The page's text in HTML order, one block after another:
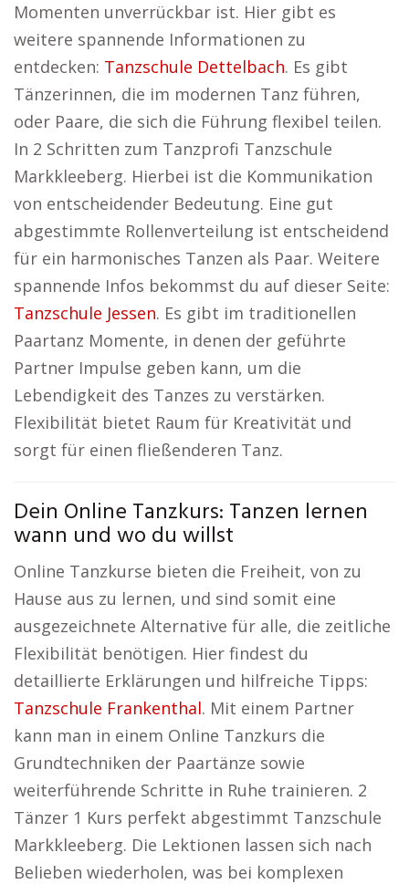
Momenten unverrückbar ist. Hier gibt es
weitere spannende Informationen zu
entdecken: Tanzschule Dettelbach. Es gibt
Tänzerinnen, die im modernen Tanz führen,
oder Paare, die sich die Führung flexibel teilen.
In 2 Schritten zum Tanzprofi Tanzschule
Markkleeberg. Hierbei ist die Kommunikation
von entscheidender Bedeutung. Eine gut
abgestimmte Rollenverteilung ist entscheidend
für ein harmonisches Tanzen als Paar. Weitere
spannende Infos bekommst du auf dieser Seite:
Tanzschule Jessen. Es gibt im traditionellen
Paartanz Momente, in denen der geführte
Partner Impulse geben kann, um die
Lebendigkeit des Tanzes zu verstärken.
Flexibilität bietet Raum für Kreativität und
sorgt für einen fließenderen Tanz.
Dein Online Tanzkurs: Tanzen lernen
wann und wo du willst
Online Tanzkurse bieten die Freiheit, von zu
Hause aus zu lernen, und sind somit eine
ausgezeichnete Alternative für alle, die zeitliche
Flexibilität benötigen. Hier findest du
detaillierte Erklärungen und hilfreiche Tipps:
Tanzschule Frankenthal. Mit einem Partner
kann man in einem Online Tanzkurs die
Grundtechniken der Paartänze sowie
weiterführende Schritte in Ruhe trainieren. 2
Tänzer 1 Kurs perfekt abgestimmt Tanzschule
Markkleeberg. Die Lektionen lassen sich nach
Belieben wiederholen, was bei komplexen